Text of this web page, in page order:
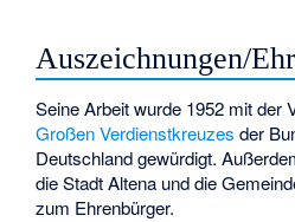
Auszeichnungen/
Seine Arbeit wurde 1952 mit der
Großen Verdienstkreuzes der
Deutschland gewürdigt.
die Stadt Altena und die
zum Ehrenbürger.